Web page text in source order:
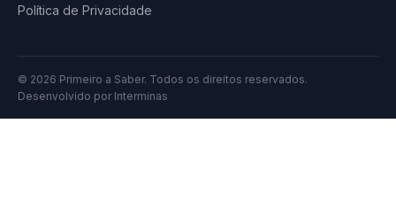
Política de Privacidade
© 2026 Primeiro a Saber. Todos os direitos reservados.
Desenvolvido por Interminas